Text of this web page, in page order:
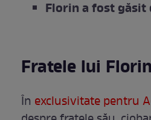
Florin a fost găsit
Fratele lui
În exclusivitate pentru